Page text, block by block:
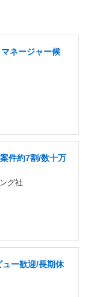
ネージャー候
件約7割/数十万
グ社
ュー歓迎/長期休